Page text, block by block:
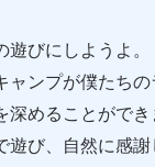
遊びにしようよ。
ャンプが僕たち
深めることができ
遊び、自然に感